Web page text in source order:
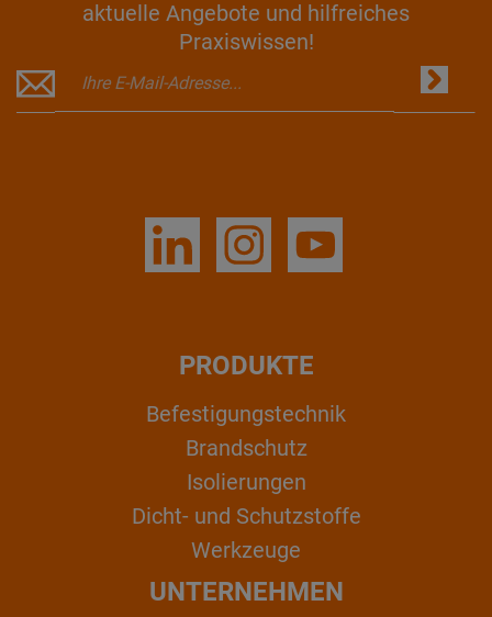
aktuelle Angebote und hilfreiches
Praxiswissen!
PRODUKTE
Befestigungstechnik
Brandschutz
Isolierungen
Dicht- und Schutzstoffe
Werkzeuge
UNTERNEHMEN